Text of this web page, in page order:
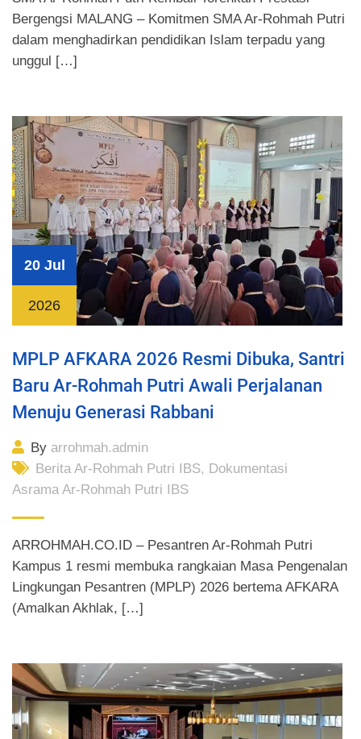
Bergengsi MALANG – Komitmen SMA Ar-Rohmah Putri
dalam menghadirkan pendidikan Islam terpadu yang
unggul […]
20 Jul
2026
MPLP AFKARA 2026 Resmi Dibuka, Santri
Baru Ar-Rohmah Putri Awali Perjalanan
Menuju Generasi Rabbani
By arrohmah.admin
Berita Ar-Rohmah Putri IBS, Dokumentasi
Asrama Ar-Rohmah Putri IBS
ARROHMAH.CO.ID – Pesantren Ar-Rohmah Putri
Kampus 1 resmi membuka rangkaian Masa Pengenalan
Lingkungan Pesantren (MPLP) 2026 bertema AFKARA
(Amalkan Akhlak, […]